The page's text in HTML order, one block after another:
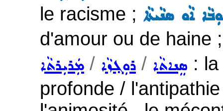
le racisme ; ܐܵܘ ܣܢܵܝܬܵܐ
d'amour ou de haine
ܡܲܪܝܼܪܬܵܐ / ܪܘܼܓ݂ܙܵܐ / ܣܸܢܐܬܵܐ :
profonde /